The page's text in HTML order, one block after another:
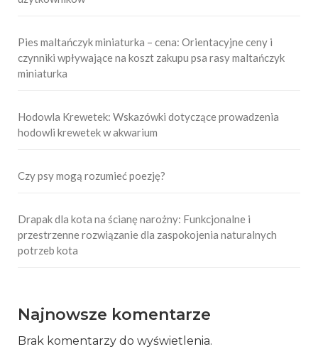
Pies maltańczyk miniaturka – cena: Orientacyjne ceny i
czynniki wpływające na koszt zakupu psa rasy maltańczyk
miniaturka
Hodowla Krewetek: Wskazówki dotyczące prowadzenia
hodowli krewetek w akwarium
Czy psy mogą rozumieć poezję?
Drapak dla kota na ścianę narożny: Funkcjonalne i
przestrzenne rozwiązanie dla zaspokojenia naturalnych
potrzeb kota
Najnowsze komentarze
Brak komentarzy do wyświetlenia.